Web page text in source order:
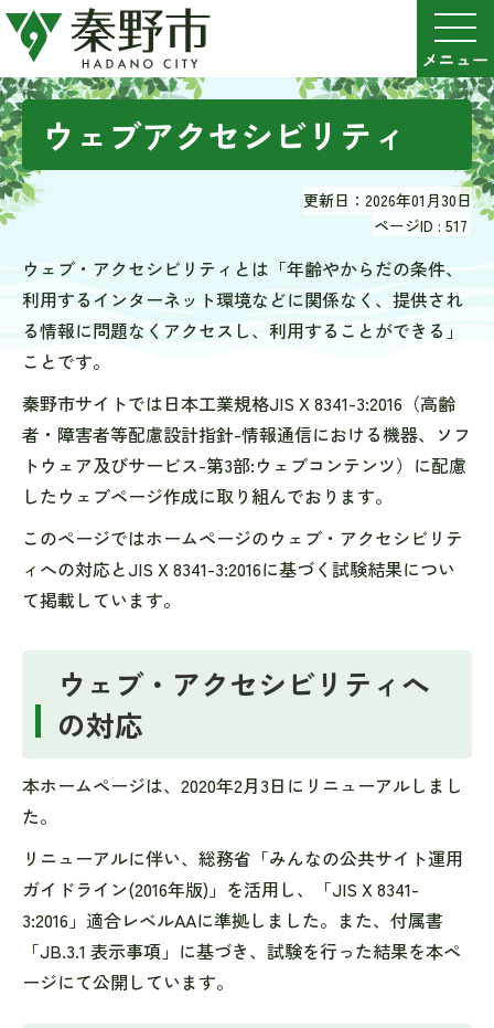
ウェブアクセシビリティ
更新日：2026年01月30日
ページID : 517
ウェブ・アクセシビリティとは「年齢やからだの条件、
利用するインターネット環境などに関係なく、提供され
る情報に問題なくアクセスし、利用することができる」
ことです。
秦野市サイトでは日本工業規格JIS X 8341-3:2016（高齢
者・障害者等配慮設計指針-情報通信における機器、ソフ
トウェア及びサービス-第3部:ウェブコンテンツ）に配慮
したウェブページ作成に取り組んでおります。
このページではホームページのウェブ・アクセシビリテ
ィへの対応とJIS X 8341-3:2016に基づく試験結果につい
て掲載しています。
ウェブ・アクセシビリティへ
の対応
本ホームページは、2020年2月3日にリニューアルしまし
た。
リニューアルに伴い、総務省「みんなの公共サイト運用
ガイドライン(2016年版)」を活用し、「JIS X 8341-
3:2016」適合レベルAAに準拠しました。また、付属書
「JB.3.1 表示事項」に基づき、試験を行った結果を本ペ
ージにて公開しています。